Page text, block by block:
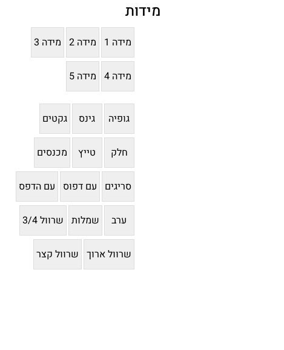
מידות
מידה 1 מידה 2 מידה 3
מידה 4 מידה 5
גופיה גינס גקטים
חלק טייץ מכנסים
סריגים עם דפוס עם הדפס
ערב שמלות שרוול 3/4
שרוול ארוך שרוול קצר